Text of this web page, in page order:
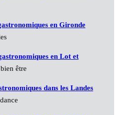
en Gironde
en Lot et
être
dans les Landes